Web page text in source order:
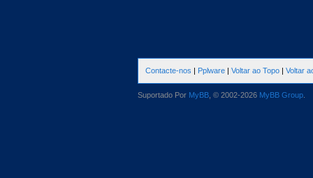
Contacte-nos | Pplware | Voltar ao Topo | Voltar
Suportado Por MyBB , © 2002-2026 MyBB Group